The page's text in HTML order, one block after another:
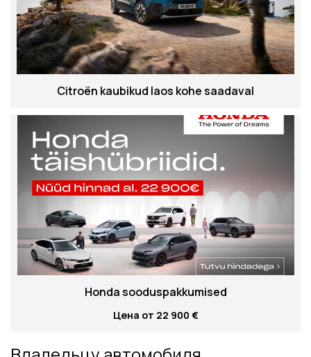
Citroën kaubikud laos kohe saadaval
Honda sooduspakkumised
Цена от 22 900 €